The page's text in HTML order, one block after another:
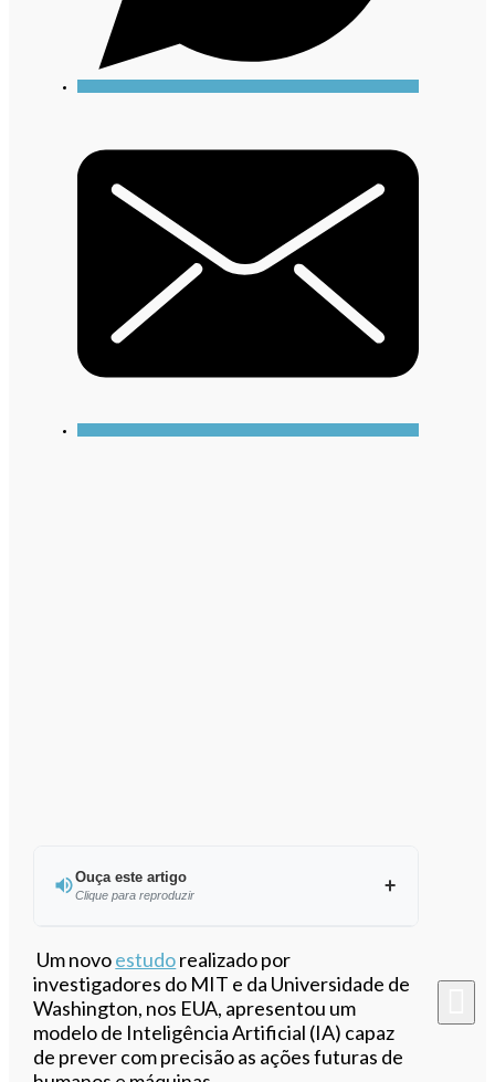
Ouça este artigo
Clique para reproduzir
Ouvir este artigo
Um novoestudorealizado por
investigadores do MIT e da Universidade de
Washington, nos EUA, apresentou um
modelo de Inteligência Artificial (IA) capaz
de prever com precisão as ações futuras de